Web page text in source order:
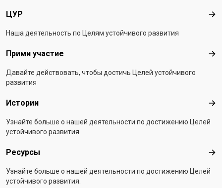
ЦУР
Наша деятельность по Целям устойчивого развития
Прими участие
Давайте действовать, чтобы достичь Целей устойчивого
развития
Истории
Узнайте больше о нашей деятельности по достижению Целей
устойчивого развития.
Ресурсы
Узнайте больше о нашей деятельности по достижению Целей
устойчивого развития.